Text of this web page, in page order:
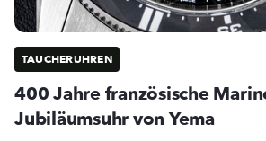
TAUCHERUHREN
400 Jahre französische
Jubiläumsuhr von Yema